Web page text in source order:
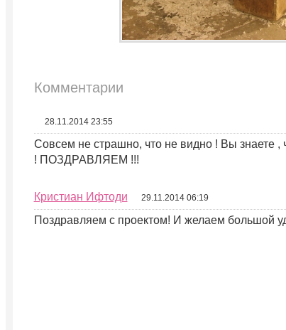
Комментарии
28.11.2014 23:55
Совсем не страшно, что не видно ! Вы знаете ,
! ПОЗДРАВЛЯЕМ !!!
Кристиан Ифтоди 29.11.2014 06:19
Поздравляем с проектом! И желаем большой